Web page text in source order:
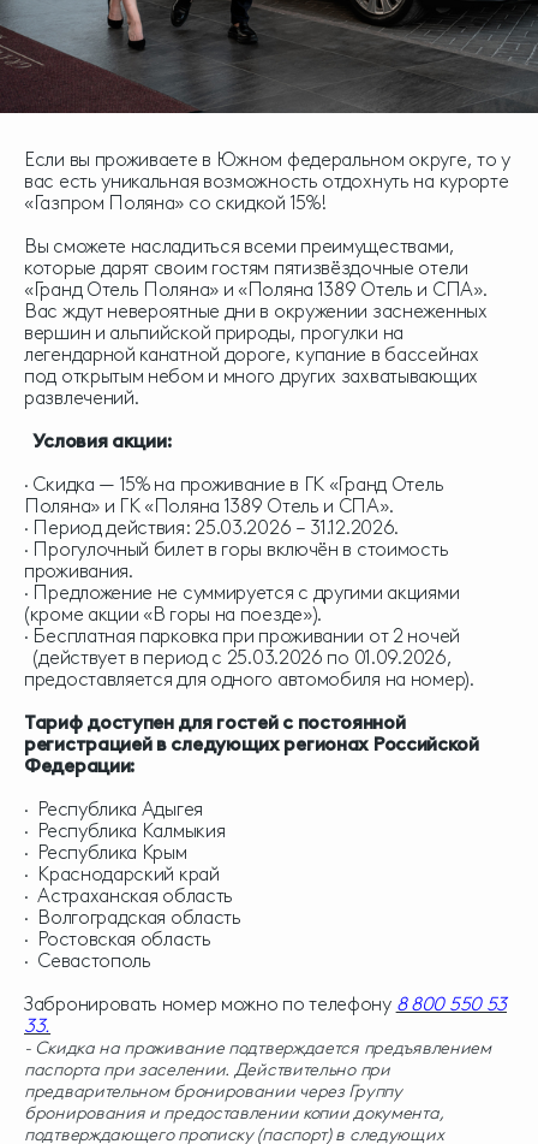
Если вы проживаете в Южном федеральном округе, то у
вас есть уникальная возможность отдохнуть на курорте
«Газпром Поляна» со скидкой 15%!
Вы сможете насладиться всеми преимуществами,
которые дарят своим гостям пятизвёздочные отели
«Гранд Отель Поляна» и «Поляна 1389 Отель и СПА».
Вас ждут невероятные дни в окружении заснеженных
вершин и альпийской природы, прогулки на
легендарной канатной дороге, купание в бассейнах
под открытым небом и много других захватывающих
развлечений.
Условия акции:
· Скидка — 15% на проживание в ГК «Гранд Отель
Поляна» и ГК «Поляна 1389 Отель и СПА».
· Период действия: 25.03.2026 – 31.12.2026.
· Прогулочный билет в горы включён в стоимость
проживания.
· Предложение не суммируется с другими акциями
(кроме акции «В горы на поезде»).
· Бесплатная парковка при проживании от 2 ночей
(действует в период с 25.03.2026 по 01.09.2026,
предоставляется для одного автомобиля на номер).
Тариф доступен для гостей с постоянной
регистрацией в следующих регионах Российской
Федерации:
· Республика Адыгея
· Республика Калмыкия
· Республика Крым
· Краснодарский край
· Астраханская область
· Волгоградская область
· Ростовская область
· Севастополь
Забронировать номер можно по телефону 8 800 550 53
33.
- Cкидка на проживание подтверждается предъявлением
паспорта при заселении. Действительно при
предварительном бронировании через Группу
бронирования и предоставлении копии документа,
подтверждающего прописку (паспорт) в следующих